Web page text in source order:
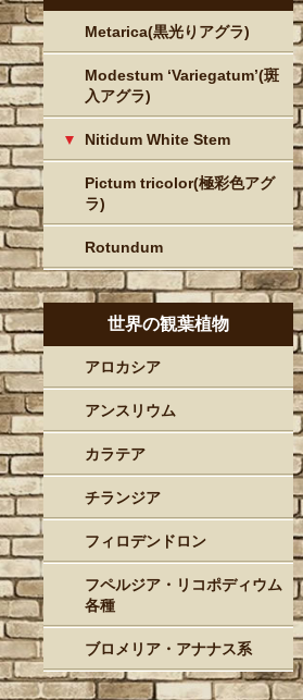
Metarica(黒光りアグラ)
Modestum ‘Variegatum’(斑
入アグラ)
Nitidum White Stem
Pictum tricolor(極彩色アグ
ラ)
Rotundum
世界の観葉植物
アロカシア
アンスリウム
カラテア
チランジア
フィロデンドロン
フペルジア・リコポディウム
各種
ブロメリア・アナナス系